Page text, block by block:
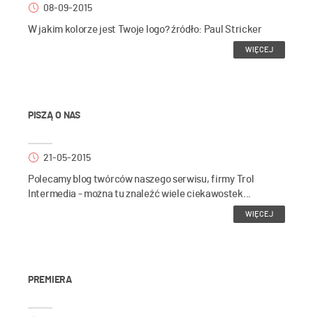
08-09-2015
W jakim kolorze jest Twoje logo? źródło: Paul Stricker
WIĘCEJ
PISZĄ O NAS
21-05-2015
Polecamy blog twórców naszego serwisu, firmy Trol
Intermedia - można tu znaleźć wiele ciekawostek...
WIĘCEJ
PREMIERA